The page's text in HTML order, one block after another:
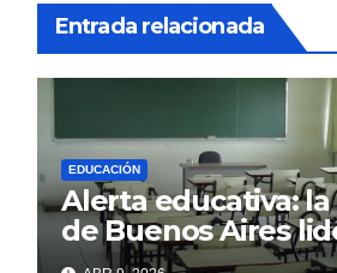
Entrada relacionada
EDUCACIÓN
Alerta educativa:
de Buenos Aires
ranking de